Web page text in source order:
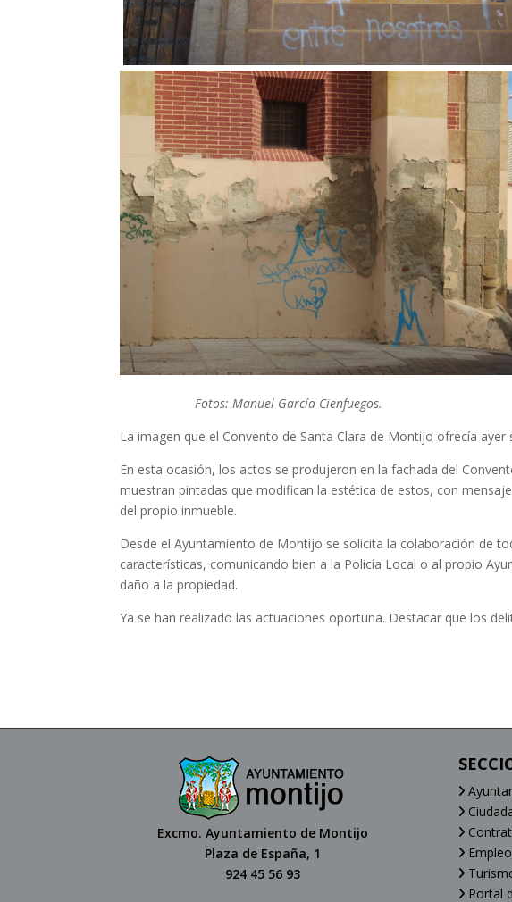
Fotos: Manuel García Cienfuegos.
La imagen que el Convento de Santa Clara de Montijo ofrecía
En esta ocasión, los actos se produjeron en la fachada del
muestran pintadas que modifican la estética de estos, con
del propio inmueble.
Desde el Ayuntamiento de Montijo se solicita la colaboración de
características, comunicando bien a la Policía Local o al propio
daño a la propiedad.
Ya se han realizado las actuaciones oportuna. Destacar que los
Excmo. Ayuntamiento de Montijo
Plaza de España, 1
924 45 56 93
Empleo
Portal